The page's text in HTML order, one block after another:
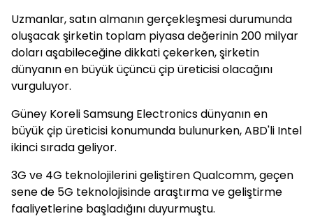
Uzmanlar, satın almanın gerçekleşmesi durumunda
oluşacak şirketin toplam piyasa değerinin 200 milyar
doları aşabileceğine dikkati çekerken, şirketin
dünyanın en büyük üçüncü çip üreticisi olacağını
vurguluyor.
Güney Koreli Samsung Electronics dünyanın en
büyük çip üreticisi konumunda bulunurken, ABD'li Intel
ikinci sırada geliyor.
3G ve 4G teknolojilerini geliştiren Qualcomm, geçen
sene de 5G teknolojisinde araştırma ve geliştirme
faaliyetlerine başladığını duyurmuştu.